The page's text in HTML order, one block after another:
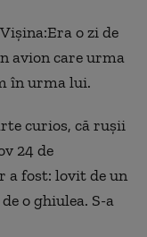
o zi de
avion care urma
în urma lui.
curios, că rușii
24 de
a fost: lovit de un
o ghiulea. S-a